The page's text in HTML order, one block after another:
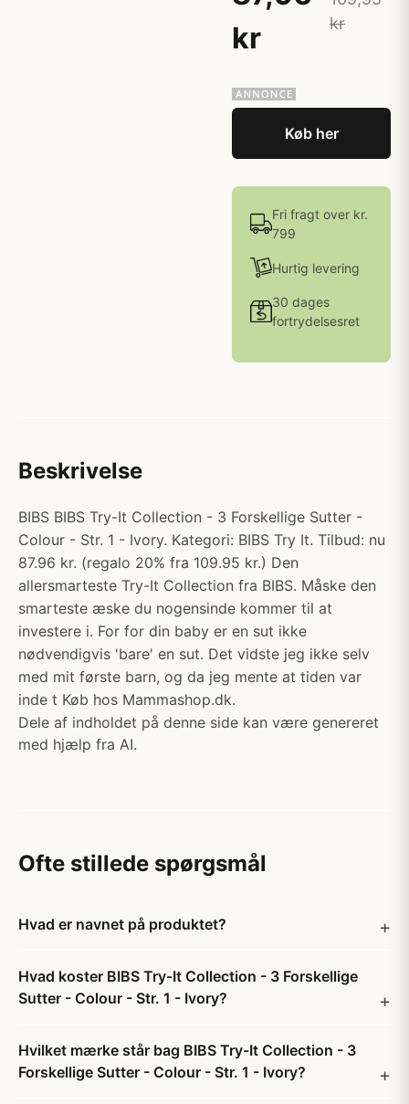
kr
kr
Køb her
Fri fragt over kr.
799
Hurtig levering
30 dages
fortrydelsesret
Beskrivelse
BIBS BIBS Try-It Collection - 3 Forskellige Sutter -
Colour - Str. 1 - Ivory. Kategori: BIBS Try It. Tilbud: nu
87.96 kr. (regalo 20% fra 109.95 kr.) Den
allersmarteste Try-It Collection fra BIBS. Måske den
smarteste æske du nogensinde kommer til at
investere i. For for din baby er en sut ikke
nødvendigvis 'bare' en sut. Det vidste jeg ikke selv
med mit første barn, og da jeg mente at tiden var
inde t Køb hos Mammashop.dk.
Dele af indholdet på denne side kan være genereret
med hjælp fra AI.
Ofte stillede spørgsmål
Hvad er navnet på produktet?
Hvad koster BIBS Try-It Collection - 3 Forskellige
Sutter - Colour - Str. 1 - Ivory?
Hvilket mærke står bag BIBS Try-It Collection - 3
Forskellige Sutter - Colour - Str. 1 - Ivory?